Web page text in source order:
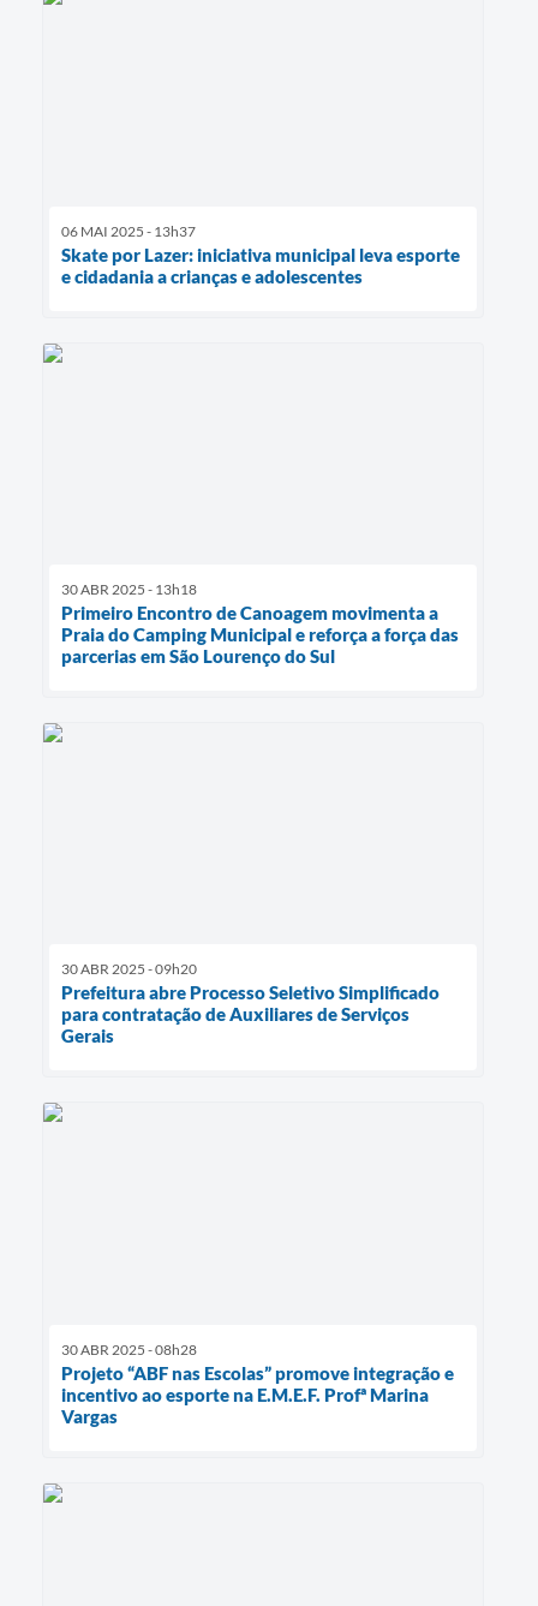
06 MAI 2025 - 13h37
Skate por Lazer: iniciativa municipal leva esporte
e cidadania a crianças e adolescentes
30 ABR 2025 - 13h18
Primeiro Encontro de Canoagem movimenta a
Praia do Camping Municipal e reforça a força das
parcerias em São Lourenço do Sul
30 ABR 2025 - 09h20
Prefeitura abre Processo Seletivo Simplificado
para contratação de Auxiliares de Serviços
Gerais
30 ABR 2025 - 08h28
Projeto “ABF nas Escolas” promove integração e
incentivo ao esporte na E.M.E.F. Profª Marina
Vargas